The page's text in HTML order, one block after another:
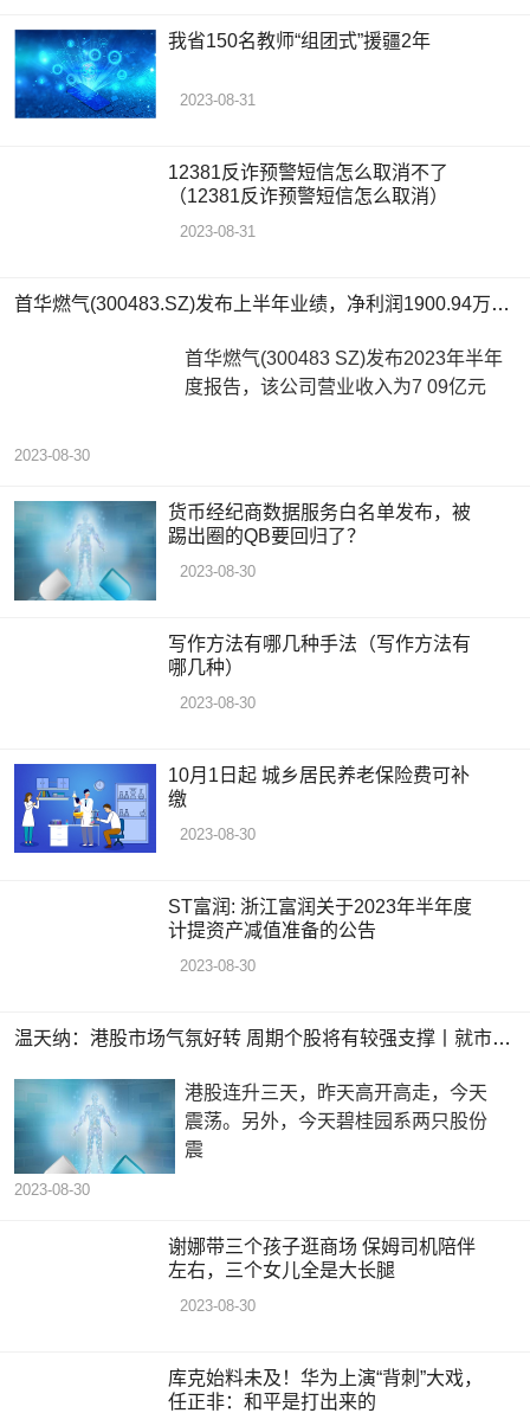
我省150名教师“组团式”援疆2年
2023-08-31
12381反诈预警短信怎么取消不了
（12381反诈预警短信怎么取消）
2023-08-31
首华燃气(300483.SZ)发布上半年业绩，净利润1900.94万元，下降70.05%
首华燃气(300483 SZ)发布2023年半年
度报告，该公司营业收入为7 09亿元
2023-08-30
货币经纪商数据服务白名单发布，被
踢出圈的QB要回归了？
2023-08-30
写作方法有哪几种手法（写作方法有
哪几种）
2023-08-30
10月1日起 城乡居民养老保险费可补
缴
2023-08-30
ST富润: 浙江富润关于2023年半年度
计提资产减值准备的公告
2023-08-30
温天纳：港股市场气氛好转 周期个股将有较强支撑丨就市论市
港股连升三天，昨天高开高走，今天
震荡。另外，今天碧桂园系两只股份
震
2023-08-30
谢娜带三个孩子逛商场 保姆司机陪伴
左右，三个女儿全是大长腿
2023-08-30
库克始料未及！华为上演“背刺”大戏，
任正非：和平是打出来的